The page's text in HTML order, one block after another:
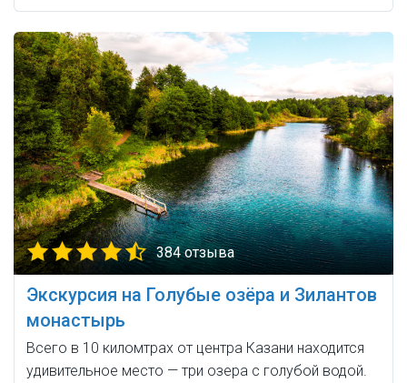
384 отзыва
Экскурсия на Голубые озёра и Зилантов
монастырь
Всего в 10 киломтрах от центра Казани находится
удивительное место — три озера с голубой водой.